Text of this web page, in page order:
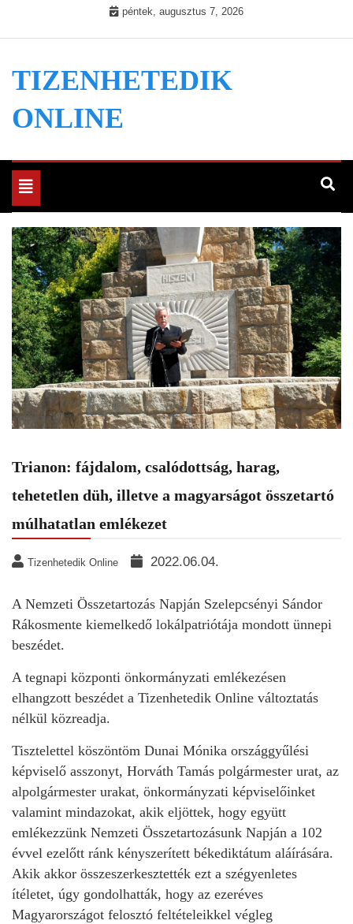
péntek, augusztus 7, 2026
TIZENHETEDIK
ONLINE
Toggle
navigation
Trianon: fájdalom, csalódottság, harag,
tehetetlen düh, illetve a magyarságot összetartó
múlhatatlan emlékezet
Tizenhetedik Online 2022.06.04.
A Nemzeti Összetartozás Napján Szelepcsényi Sándor
Rákosmente kiemelkedő lokálpatriótája mondott ünnepi
beszédet.
A tegnapi központi önkormányzati emlékezésen
elhangzott beszédet a Tizenhetedik Online változtatás
nélkül közreadja.
Tisztelettel köszöntöm Dunai Mónika országgyűlési
képviselő asszonyt, Horváth Tamás polgármester urat, az
alpolgármester urakat, önkormányzati képviselőinket
valamint mindazokat, akik eljöttek, hogy együtt
emlékezzünk Nemzeti Összetartozásunk Napján a 102
évvel ezelőtt ránk kényszerített békediktátum aláírására.
Akik akkor összeszerkesztették ezt a szégyenletes
ítéletet, úgy gondolhatták, hogy az ezeréves
Magyarországot felosztó feltételeikkel végleg